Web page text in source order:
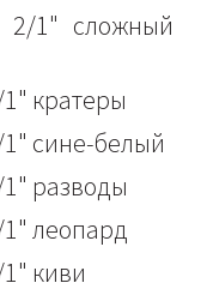
2/1" сложный
кратеры
сине-белый
разводы
леопард
киви